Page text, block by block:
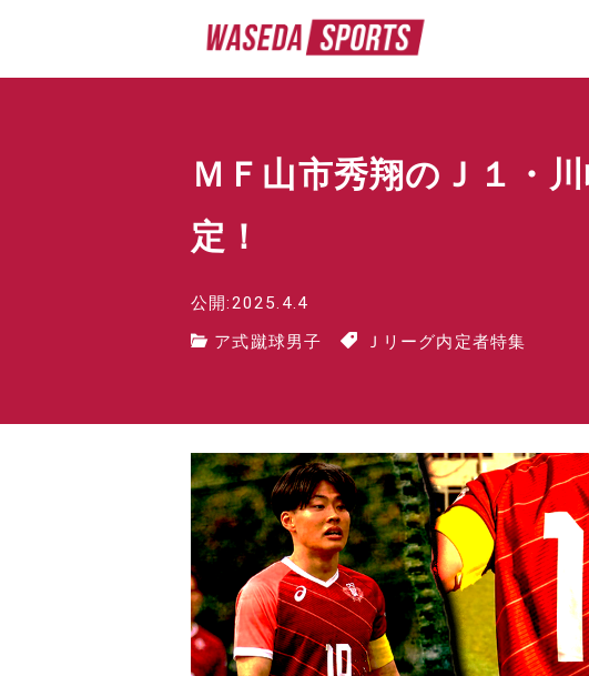
ＭＦ山市秀翔のＪ１・
定！
公開:2025.4.4
ア式蹴球男子
Ｊリーグ内定者特集